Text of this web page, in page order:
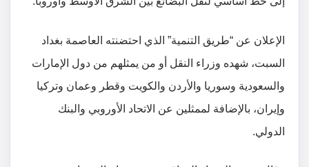
الإعلان عن “طريق التنمية” الذي احتضنته العاصمة بغداد
السبت، شهده وزراء النقل أو من يمثلهم من دول الإمارات
والسعودية وسوريا والأردن والكويت وقطر وعمان وتركيا
وإيران، بالإضافة لممثلين عن الاتحاد الأوروبي والبنك
الدولي.